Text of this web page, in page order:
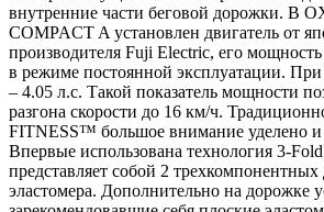
внутренние части беговой дорожки. В
COMPACT A установлен двигатель от
производителя Fuji Electric, его мощность
в режиме постоянной эксплуатации.
– 4.05 л.с. Такой показатель мощности
разгона скорости до 16 км/ч.
FITNESS™ большое внимание уделено и
Впервые использована технология 3-
представляет собой 2
эластомера. Дополнительно на дорожке